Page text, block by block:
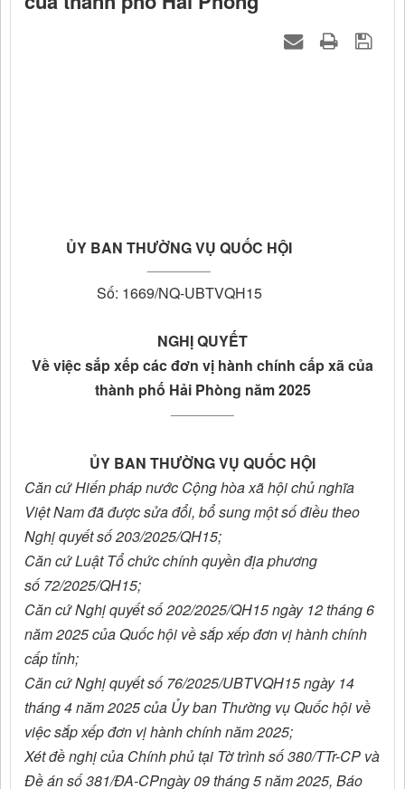
ỦY BAN THƯỜNG VỤ QUỐC HỘI
Số: 1669/NQ-UBTVQH15
NGHỊ QUYẾT
Về việc sắp xếp các đơn vị hành chính cấp xã của
thành phố Hải Phòng năm 2025
ỦY BAN THƯỜNG VỤ QUỐC HỘI
Căn cứHiến phápnước Cộng hòa xã hội chủ nghĩa
Việt Namđã được sửa đổi, bổ sung một số điều theo
Nghị quyết số203/2025/QH15;
Căn cứ Luật Tổ chức chính quyền địa phương
số72/2025/QH15;
Căn cứ Nghị quyết số202/2025/QH15ngày 12 tháng 6
năm 2025 của Quốc hội về sắp xếp đơn vị hành chính
cấp tỉnh;
Căn cứ Nghị quyết số76/2025/UBTVQH15ngày 14
tháng 4 năm 2025 của Ủy ban Thường vụ Quốc hội về
việc sắp xếp đơn vị hành chính năm 2025;
Xét đề nghị của Chính phủ tại Tờ trình số 380/TTr-CP và
Đề án số 381/ĐA-CPngày 09 tháng 5 năm 2025, Báo